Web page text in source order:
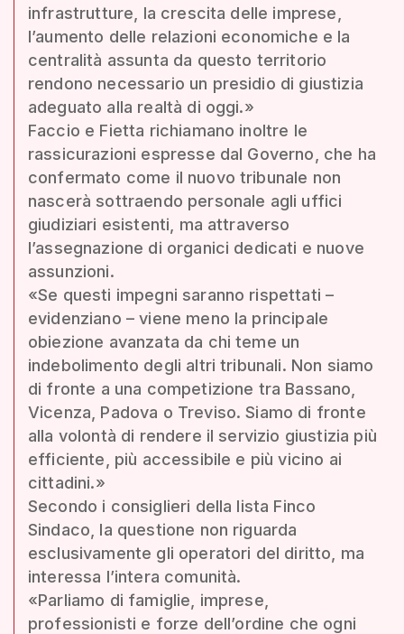
infrastrutture, la crescita delle imprese,
l’aumento delle relazioni economiche e la
centralità assunta da questo territorio
rendono necessario un presidio di giustizia
adeguato alla realtà di oggi.»
Faccio e Fietta richiamano inoltre le
rassicurazioni espresse dal Governo, che ha
confermato come il nuovo tribunale non
nascerà sottraendo personale agli uffici
giudiziari esistenti, ma attraverso
l’assegnazione di organici dedicati e nuove
assunzioni.
«Se questi impegni saranno rispettati –
evidenziano – viene meno la principale
obiezione avanzata da chi teme un
indebolimento degli altri tribunali. Non siamo
di fronte a una competizione tra Bassano,
Vicenza, Padova o Treviso. Siamo di fronte
alla volontà di rendere il servizio giustizia più
efficiente, più accessibile e più vicino ai
cittadini.»
Secondo i consiglieri della lista Finco
Sindaco, la questione non riguarda
esclusivamente gli operatori del diritto, ma
interessa l’intera comunità.
«Parliamo di famiglie, imprese,
professionisti e forze dell’ordine che ogni